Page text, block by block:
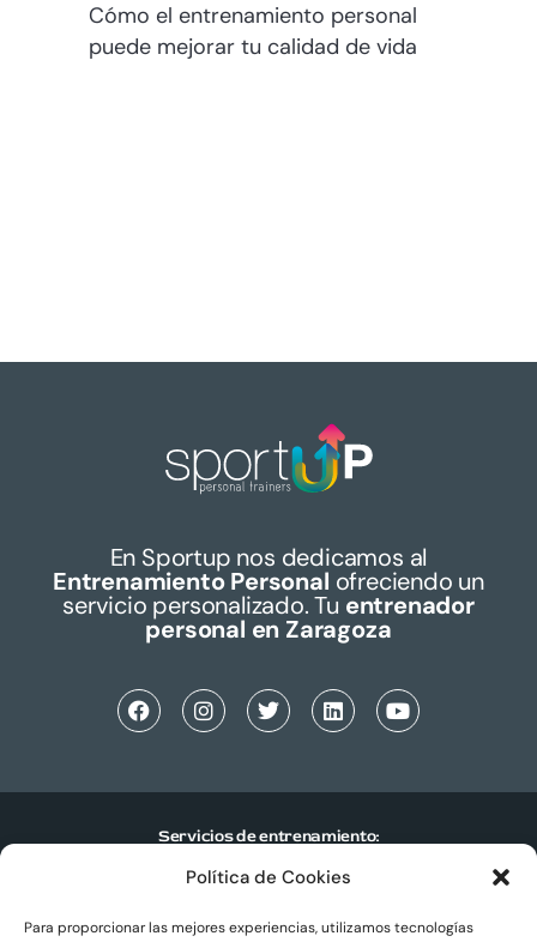
Política de Cookies
Para proporcionar las mejores experiencias, utilizamos tecnologías
Cómo el entrenamiento personal
puede mejorar tu calidad de vida
En Sportup nos dedicamos al
Entrenamiento Personal ofreciendo un
servicio personalizado. Tu entrenador
personal en Zaragoza
Servicios de entrenamiento:
Entrenamiento personal individual
Entrenamiento personal en pareja